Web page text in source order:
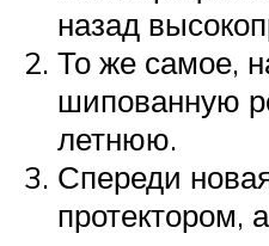
назад
То же самое,
шипованную
летнюю.
Спереди
протектором,